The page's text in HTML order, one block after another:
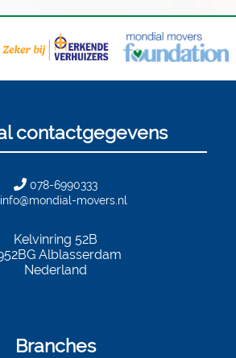
contactgegevens
078-6990333
info@mondial-movers.nl
Kelvinring 52B
Alblasserdam
Nederland
Branches